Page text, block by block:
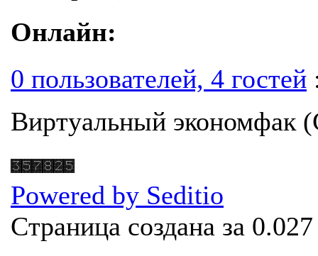
Онлайн:
0 пользователей, 4 гостей
Виртуальный экономфак
Powered by Seditio
Страница создана за